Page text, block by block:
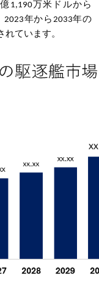
1,190万米ドルから
年から2033年の
れています。